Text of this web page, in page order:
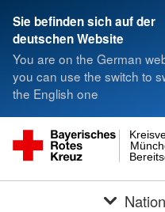
Sie befinden sich auf der
deutschen Website
You are on the German
you can use the switch to
the English one